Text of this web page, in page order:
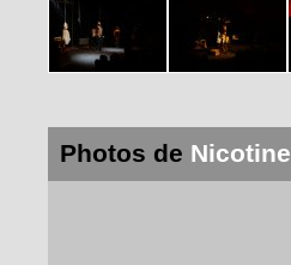
Photos de Nicotine